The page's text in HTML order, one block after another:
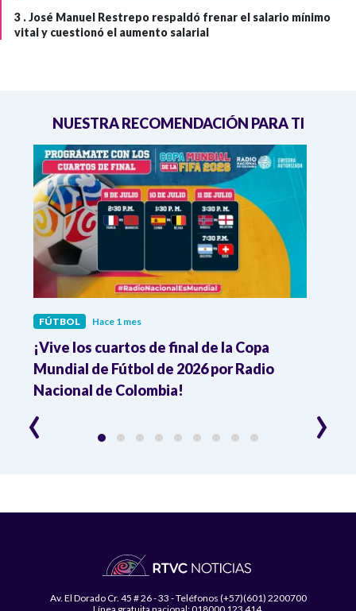
3 .José Manuel Restrepo respaldó frenar el salario mínimo
vital y cuestionó el aumento salarial
NUESTRA RECOMENDACIÓN PARA TI
FÚTBOL Hace 1 mes
¡Vive los cuartos de final de la Copa
Mundial de Fútbol de 2026 por Radio
Nacional de Colombia!
‹ ›
Av. El Dorado Cr. 45 # 26 - 33 - Teléfonos (+57)(601) 2200700